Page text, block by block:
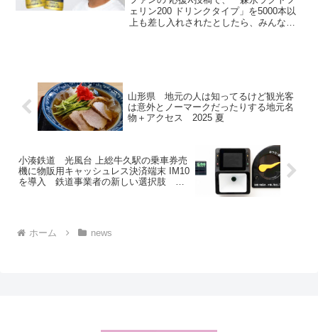
で1万本プレゼント☆ 木村昴 最新
ムービーも◎ 森永乳業
ェリン200 ドリンクタイプ」を5000本以
上も差し入れされたとしたら、みんなは
山形県 地元の人は知ってるけど観光客
は意外とノーマークだったりする地元名
物＋アクセス 2025 夏
小湊鉄道 光風台 上総牛久駅の乗車券売
機に物販用キャッシュレス決済端末 IM10
を導入 鉄道事業者の新しい選択肢 エ
ホーム news